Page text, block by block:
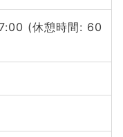
(休憩時間: 60